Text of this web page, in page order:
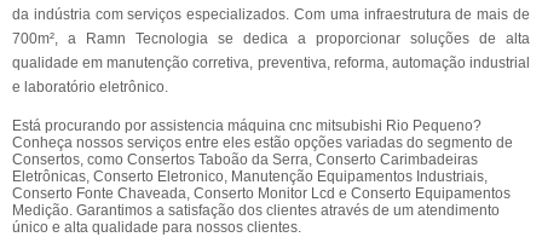
da indústria com serviços especializados. Com uma infraestrutura de mais de
700m², a Ramn Tecnologia se dedica a proporcionar soluções de alta
qualidade em manutenção corretiva, preventiva, reforma, automação industrial
e laboratório eletrônico.
Está procurando por assistencia máquina cnc mitsubishi Rio Pequeno?
Conheça nossos serviços entre eles estão opções variadas do segmento de
Consertos, como Consertos Taboão da Serra, Conserto Carimbadeiras
Eletrônicas, Conserto Eletronico, Manutenção Equipamentos Industriais,
Conserto Fonte Chaveada, Conserto Monitor Lcd e Conserto Equipamentos
Medição. Garantimos a satisfação dos clientes através de um atendimento
único e alta qualidade para nossos clientes.